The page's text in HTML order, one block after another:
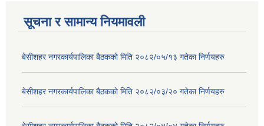
सूचना र सामान्य नियमावली
बे‍‍सीशहर नगरकार्यपालिका बैठककाे मिति २०८२/०५/१३ गतेका निर्णयहरु
बे‍‍सीशहर नगरकार्यपालिका बैठककाे मिति २०८२/०३/२० गतेका निर्णयहरु